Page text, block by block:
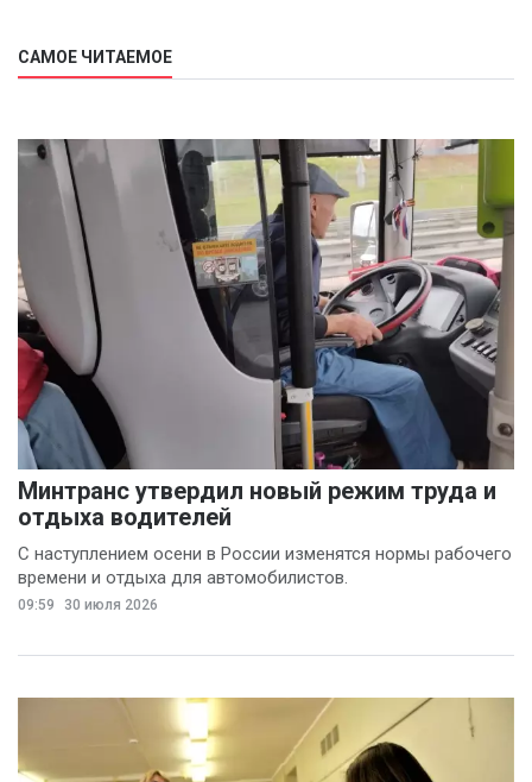
САМОЕ ЧИТАЕМОЕ
Минтранс утвердил новый режим труда и
отдыха водителей
С наступлением осени в России изменятся нормы рабочего
времени и отдыха для автомобилистов.
09:59 30 июля 2026